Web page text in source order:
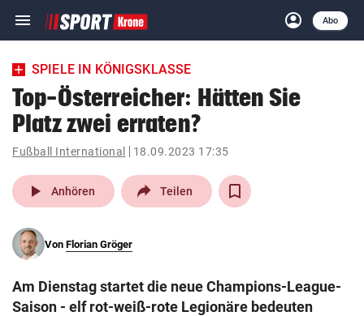
menu Navigation
ein-/ausklappen
account_circle
Anmelden
Abo
close Schließen
account_circle Anmelden
pin_drop
Wien arrow_right
search
eingeben
SPIELE IN KÖNIGSKLASSE
Top-Österreicher: Hätten Sie
Platz zwei erraten?
Fußball International 18.09.2023 17:35
play_arrow Anhören Teilen
Von Florian Gröger
Am Dienstag startet die neue Champions-League-
Saison - elf rot-weiß-rote Legionäre bedeuten